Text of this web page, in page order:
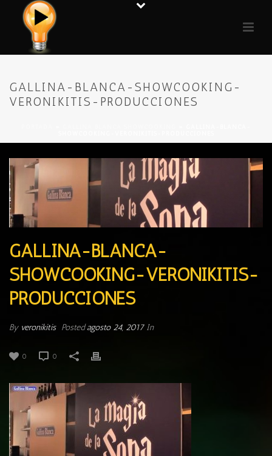
GALLINA-BLANCA-SHOWCOOKING-
VERONIKITIS-PRODUCCIONES
GALLINA-BLANCA-
SHOWCOOKING-VERONIKITIS-
PRODUCCIONES
By veronikitis Postedagosto 24, 2017In
0 0